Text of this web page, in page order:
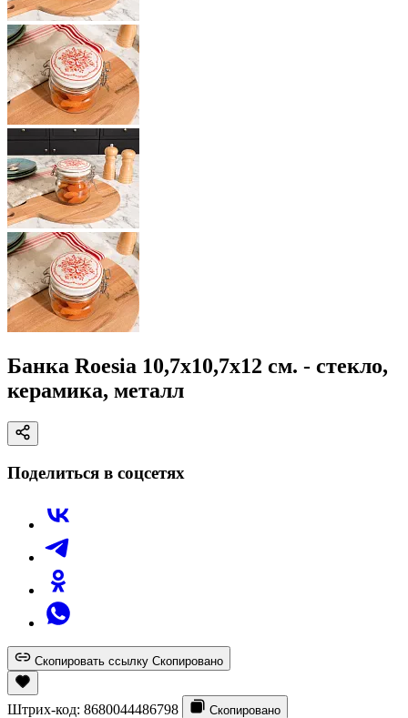
Банка Roesia 10,7x10,7x12 см. - стекло,
керамика, металл
Поделиться в соцсетях
Скопировать ссылку Скопировано
Штрих-код: 8680044486798 Скопировано